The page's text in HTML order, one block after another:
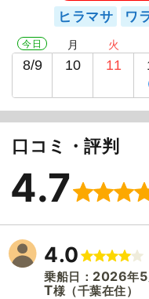
ヒラマサ ワ
今日
8/9
月
10
火
11
口コミ・評判
4.7
4.0
乗船日： 2026年5
T様 （千葉在住）